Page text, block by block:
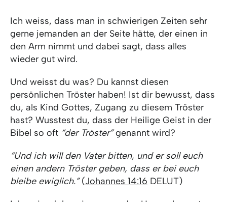
Ich weiss, dass man in schwierigen Zeiten sehr
gerne jemanden an der Seite hätte, der einen in
den Arm nimmt und dabei sagt, dass alles
wieder gut wird.
Und weisst du was? Du kannst diesen
persönlichen Tröster haben! Ist dir bewusst, dass
du, als Kind Gottes, Zugang zu diesem Tröster
hast? Wusstest du, dass der Heilige Geist in der
Bibel so oft “der Tröster”genannt wird?
“Und ich will den Vater bitten, und er soll euch
einen andern Tröster geben, dass er bei euch
bleibe ewiglich.”(Johannes 14:16 DELUT)